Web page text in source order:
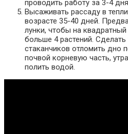
проводить работу за 3-4
Высаживать рассаду в
возрасте 35-40 дней.
лунки, чтобы на
больше 4 растений.
стаканчиков отломить дно
почвой корневую часть,
полить водой.